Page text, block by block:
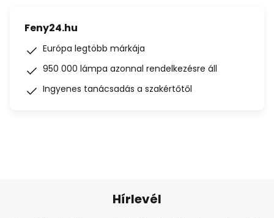
Feny24.hu
Európa legtöbb márkája
950 000 lámpa azonnal rendelkezésre áll
Ingyenes tanácsadás a szakértőtől
Hírlevél